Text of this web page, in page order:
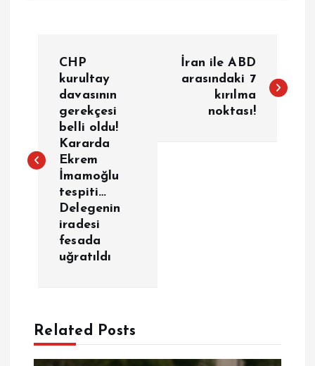
ı
n
CHP
kurultay
davasının
gerekçesi
belli oldu!
Kararda
Ekrem
İmamoğlu
tespiti…
Delegenin
iradesi
fesada
uğratıldı
İran ile ABD
arasındaki 7
kırılma
noktası!
Related Posts